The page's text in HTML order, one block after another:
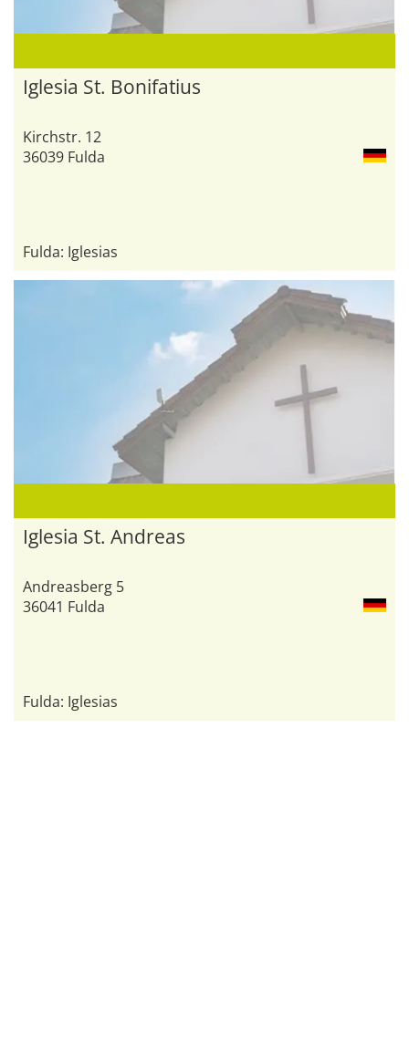
Iglesia St. Bonifatius
Kirchstr. 12
36039 Fulda
Fulda: Iglesias
Iglesia St. Andreas
Andreasberg 5
36041 Fulda
Fulda: Iglesias